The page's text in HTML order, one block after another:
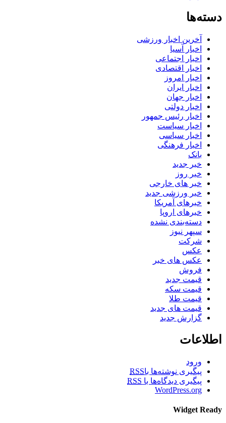
دسته‌ها
آخرین اخبار ورزشی
اخبار آسیا
اخبار اجتماعی
اخبار اقتصادی
اخبار امروز
اخبار ایران
اخبار جهان
اخبار دولتی
اخبار رئیس جمهور
اخبار سیاست
اخبار سیاسی
اخبار فرهنگی
بانک
خبر جدید
خبر روز
خبر های خارجی
خبر ورزشی جدید
خبرهای آمریکا
خبرهای اروپا
دسته‌بندی نشده
سپهر نیوز
شرکت
عکس
عکس های خبر
فروش
قیمت جدید
قیمت سکه
قیمت طلا
قیمت های جدید
گزارش جدید
اطلاعات
ورود
پیگیری نوشته‌ها باRSS
پیگیری دیدگاه‌ها با RSS
WordPress.org
Widget Ready